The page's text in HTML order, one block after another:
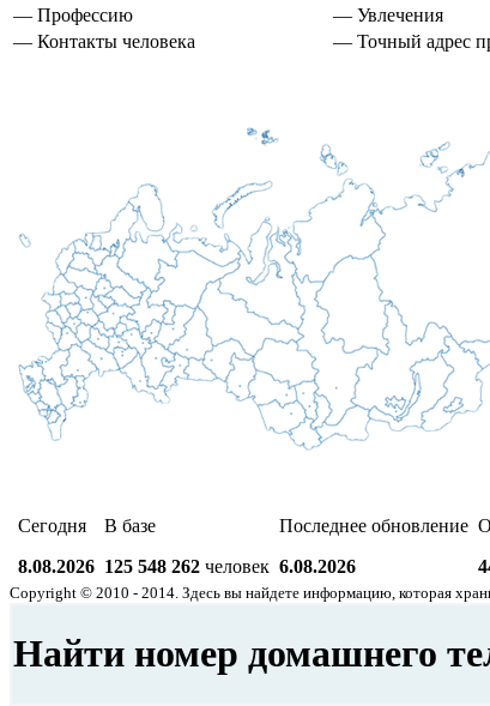
— Профессию
— Увлечения
— Контакты человека
— Точный адрес
Сегодня
8.08.2026
В базе
125 548 262 человек
Последнее обновление
6.08.2026
Copyright © 2010 - 2014. Здесь вы найдете информацию, которая
Найти номер домашнего